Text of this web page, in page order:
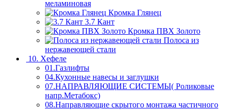
меламиновая
Кромка Глянец
3.7 Кант
Кромка ПВХ Золото
Полоса из
нержавеющей стали
10. Хефеле
01.Газлифты
04.Кухонные навесы и заглушки
07.НАПРАВЛЯЮЩИЕ СИСТЕМЫ( Роликовые
напр.Метабокс)
08.Направляющие скрытого монтажа частичного